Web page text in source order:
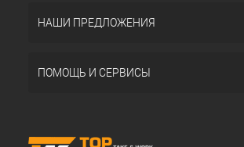
НАШИ ПРЕДЛОЖЕНИЯ
ПОМОЩЬ И СЕРВИСЫ